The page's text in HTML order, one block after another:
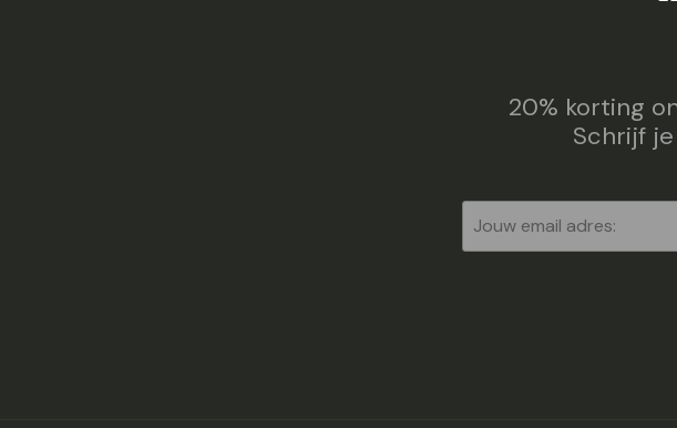
20% korting
Schrijf